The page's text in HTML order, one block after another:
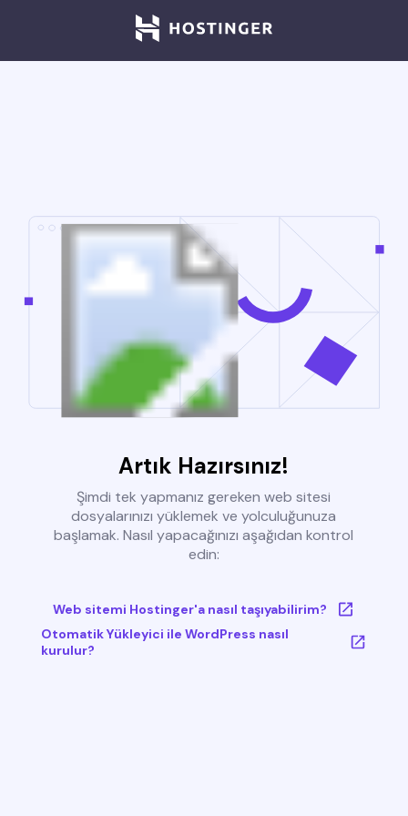
Artık Hazırsınız!
Şimdi tek yapmanız gereken web sitesi
dosyalarınızı yüklemek ve yolculuğunuza
başlamak. Nasıl yapacağınızı aşağıdan kontrol
edin:
Web sitemi Hostinger'a nasıl taşıyabilirim?
Otomatik Yükleyici ile WordPress nasıl
kurulur?